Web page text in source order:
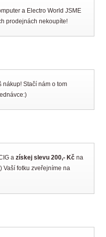
a Electro World JSME
prodejnách nekoupíte!
nákup! Stačí nám o tom
a získej slevu 200,- Kč na
Vaší fotku zveřejníme na